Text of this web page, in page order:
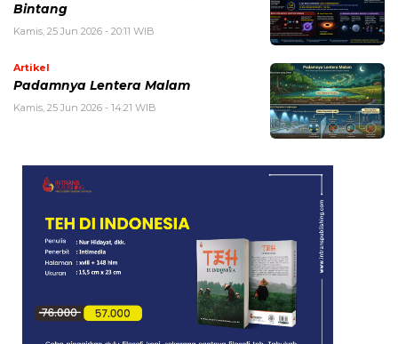
Bintang
Kamis, 25 Jun 2026 - 20:11 WIB
Artikel
Padamnya Lentera Malam
Kamis, 25 Jun 2026 - 14:21 WIB